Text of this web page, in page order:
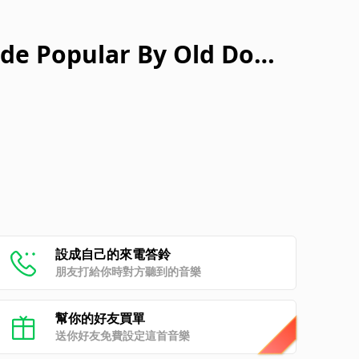
Popular By Old Domi
設成自己的來電答鈴
朋友打給你時對方聽到的音樂
幫你的好友買單
送你好友免費設定這首音樂